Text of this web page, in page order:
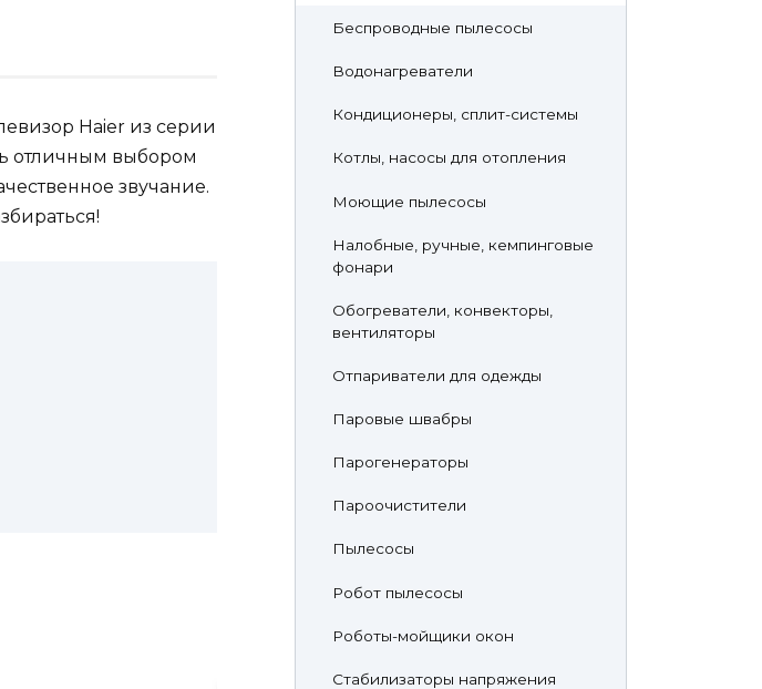
Haier из серии
отличным выбором
звучание.
Беспроводные пылесосы
Водонагреватели
Кондиционеры, сплит-системы
Котлы, насосы для отопления
Моющие пылесосы
Налобные, ручные, кемпинговые
фонари
Обогреватели, конвекторы,
вентиляторы
Отпариватели для одежды
Паровые швабры
Парогенераторы
Пароочистители
Пылесосы
Робот пылесосы
Роботы-мойщики окон
Стабилизаторы напряжения